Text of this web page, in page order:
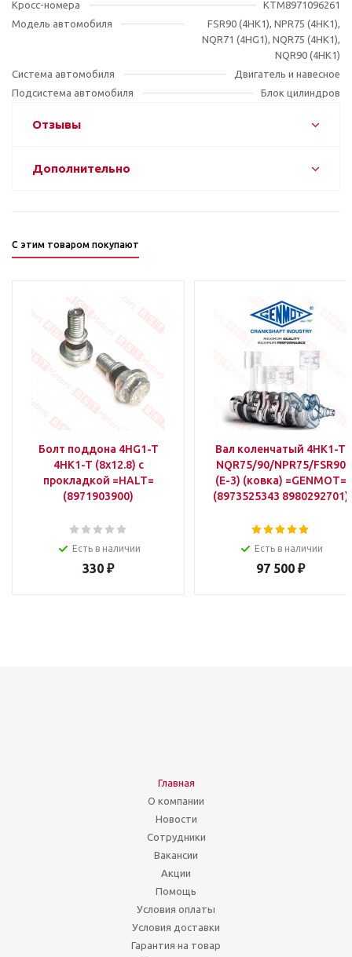
Кросс-номера
KTM8971096261
Модель автомобиля
FSR90 (4HK1), NPR75 (4HK1),
NQR71 (4HG1), NQR75 (4HK1),
NQR90 (4HK1)
Система автомобиля
Двигатель и навесное
Подсистема автомобиля
Блок цилиндров
Отзывы
Дополнительно
С этим товаром покупают
Болт поддона 4HG1-T
4HK1-T (8х12.8) с
прокладкой =HALT=
(8971903900)
Есть в наличии
330 ₽
Вал коленчатый 4HK1-T
NQR75/90/NPR75/FSR90
(Е-3) (ковка) =GENMOT=
(8973525343 8980292701)
Есть в наличии
97 500 ₽
Главная
О компании
Новости
Сотрудники
Вакансии
Акции
Помощь
Условия оплаты
Условия доставки
Гарантия на товар